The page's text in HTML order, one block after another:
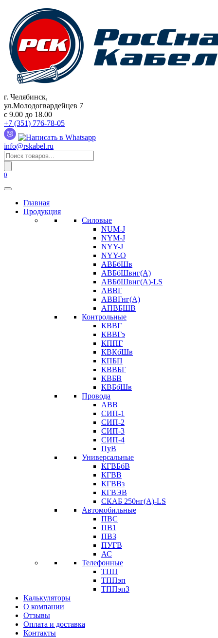
содержанию
г. Челябинск,
ул.Молодогвардейцев 7
c 9.00 до 18.00
+7 (351) 776-78-05
info@rskabel.ru
Поиск
товаров
0
Главная
Продукция
Силовые
NUM-J
NYM-J
NYY-J
NYY-O
АВБбШв
АВБбШвнг(А)
АВБбШвнг(А)-LS
АВВГ
АВВГнг(А)
АПВБШВ
Контрольные
КВВГ
КВВГэ
КППГ
КВКбШв
КПБП
КВВБГ
КВБВ
КВБбШв
Провода
АВВ
СИП-1
СИП-2
СИП-3
СИП-4
ПуВ
Универсальные
КГВБбВ
КГВВ
КГВВз
КГВЭВ
СКАБ 250нг(А)-LS
Автомобильные
ПВС
ПВ1
ПВ3
ПУГВ
АС
Телефонные
ТПП
ТППэп
ТППэпЗ
Калькуляторы
О компании
Отзывы
Оплата и доставка
Контакты